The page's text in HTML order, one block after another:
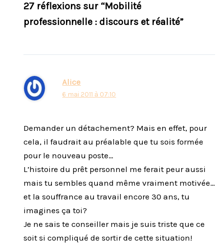
27 réflexions sur “Mobilité
professionnelle : discours et réalité”
Alice
6 mai 2011 à 07:10
Demander un détachement? Mais en effet, pour
cela, il faudrait au préalable que tu sois formée
pour le nouveau poste…
L’histoire du prêt personnel me ferait peur aussi
mais tu sembles quand même vraiment motivée…
et la souffrance au travail encore 30 ans, tu
imagines ça toi?
Je ne sais te conseiller mais je suis triste que ce
soit si compliqué de sortir de cette situation!